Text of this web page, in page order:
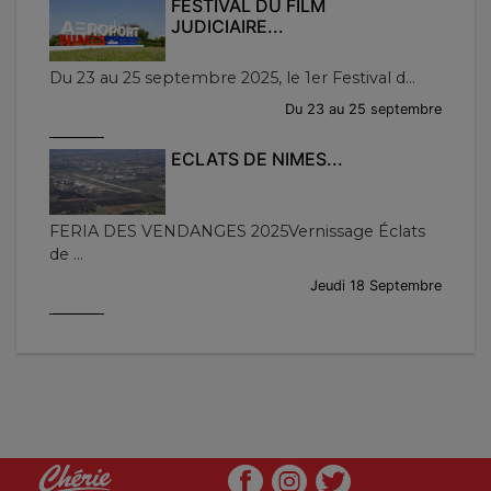
FESTIVAL DU FILM
JUDICIAIRE...
Du 23 au 25 septembre 2025, le 1er Festival d...
Du 23 au 25 septembre
ECLATS DE NIMES...
FERIA DES VENDANGES 2025Vernissage Éclats
de ...
Jeudi 18 Septembre